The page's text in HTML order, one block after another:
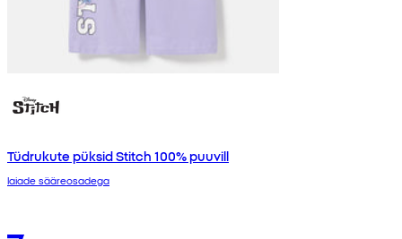
Tüdrukute püksid Stitch 100% puuvill
laiade sääreosadega